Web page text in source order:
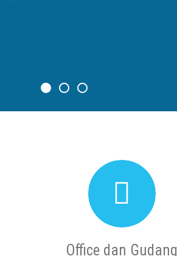
Office dan Gudang